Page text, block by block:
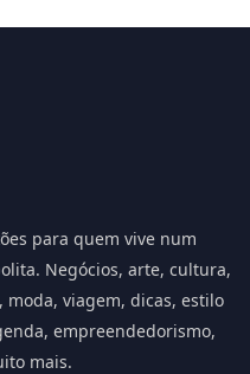
para quem vive num
Negócios, arte, cultura,
viagem, dicas, estilo
empreendedorismo,
mais.